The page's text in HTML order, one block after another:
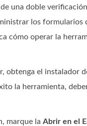
una doble
los
cómo operar la
obtenga el instalador
la herramienta,
marque la Abrir en el